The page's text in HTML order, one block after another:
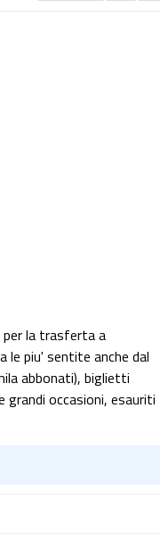
per la trasferta a
le piu' sentite anche dal
abbonati), biglietti
occasioni, esauriti